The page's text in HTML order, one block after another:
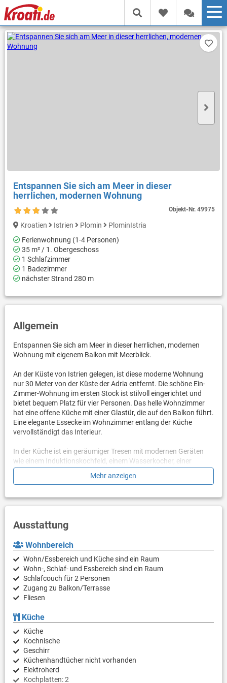
Entspannen Sie sich am Meer in dieser
herrlichen, modernen Wohnung
Objekt-Nr.49975
Kroatien Istrien Plomin
PlominIstria
Ferienwohnung (1-4 Personen)
35 m² / 1. Obergeschoss
1 Schlafzimmer
1 Badezimmer
nächster Strand 280 m
Allgemein
Entspannen Sie sich am Meer in dieser herrlichen, modernen
Wohnung mit eigenem Balkon mit Meerblick.
An der Küste von Istrien gelegen, ist diese moderne Wohnung
nur 30 Meter von der Küste der Adria entfernt. Die schöne Ein-
Zimmer-Wohnung im ersten Stock ist stilvoll eingerichtet und
bietet bequem Platz für vier Personen. Das helle Wohnzimmer
hat eine offene Küche mit einer Glastür, die auf den Balkon führt.
Eine elegante Essecke im Wohnzimmer entlang der Küche
vervollständigt das Interieur.
In der Küche ist ein geräumiger Tresen mit modernen Geräten
wie einem Induktionskochfeld, einem Wasserkocher, einer
Kaffeemaschine, einem Geschirrspüler, einem Toaster und einem
Kühlschrank mit Gefrierfach ausgestattet, um Ihre Bedürfnisse
Stühlen können Sie morgens und abends die Ruhe und den Blick
einen bequemen Aufenthalt.
Schlafen
Schlafzimmer 1: Das lichtdurchflutete Schlafzimmer ist mit
einem Doppelbett und einem Kleiderschrank ausgestattet.
Extra: Im Wohnzimmer befindet sich ein Doppelschlafsofa.
Badezimmer 1: Dieses moderne Badezimmer ist mit einer
Zusätzlich
Kostenloses WiFi - Privater Parkplatz - Wäscheständer -
Waschmaschine - Satellitenfernsehen - Haustiere erlaubt -
Kinderfreundlich - 17 Stufen (extern) - Tisch und Stühle im Freien
*Die Gebühr für das Haustier muss in dieser Unterkunft bereits
Mehr anzeigen
Ausstattung
Wohnbereich
Wohn/Essbereich und Küche sind ein Raum
Wohn-, Schlaf- und Essbereich sind ein Raum
Schlafcouch für 2 Personen
Zugang zu Balkon/Terrasse
Fliesen
Küche
Küche
Kochnische
Geschirr
Küchenhandtücher nicht vorhanden
Elektroherd
Kochplatten: 2